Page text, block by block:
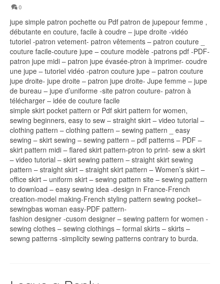
0
jupe simple patron pochette ou Pdf patron de jupepour femme ,
débutante en couture, facile à coudre – jupe droite -vidéo
tutoriel -patron vetement- patron vêtements – patron couture _
couture facile-couture jupe – couture modèle -patrons pdf -PDF-
patron jupe midi – patron jupe évasée-ptron à imprimer- coudre
une jupe – tutoriel vidéo -patron couture jupe – patron couture
jupe droite- jupe droite – patron jupe droite- Jupe femme – jupe
de bureau – jupe d’uniforme -site patron couture- patron à
télécharger – idée de couture facile
simple skirt pocket pattern or Pdf skirt pattern for women,
sewing beginners, easy to sew – straight skirt – video tutorial –
clothing pattern – clothing pattern – sewing pattern _ easy
sewing – skirt sewing – sewing pattern – pdf patterns – PDF –
skirt pattern midi – flared skirt pattern-ptron to print- sew a skirt
– video tutorial – skirt sewing pattern – straight skirt sewing
pattern – straight skirt – straight skirt pattern – Women’s skirt –
office skirt – uniform skirt – sewing pattern site – sewing pattern
to download – easy sewing idea -design in France-French
creation-model making-French styling pattern sewing pocket–
sewingbas woman easy-PDF pattern-
fashion designer -cusom designer – sewing pattern for women -
sewing clothes – sewing clothings – formal skirts – skirts –
sewng patterns -simplicity sewing patterns contrary to burda.